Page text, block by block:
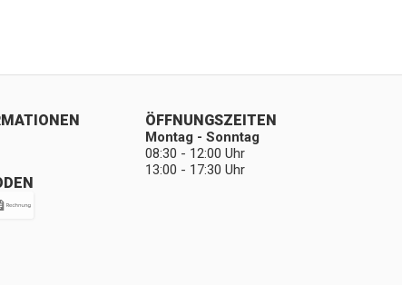
ÖFFNUNGSZEITEN
Montag - Sonntag
08:30 - 12:00 Uhr
13:00 - 17:30 Uhr